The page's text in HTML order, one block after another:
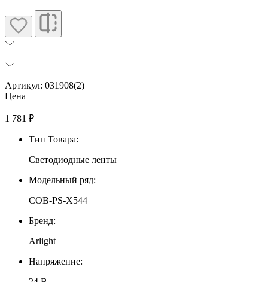
Артикул: 031908(2)
Цена
1 781 ₽
Тип Товара:
Светодиодные ленты
Модельный ряд:
COB-PS-X544
Бренд:
Arlight
Напряжение: